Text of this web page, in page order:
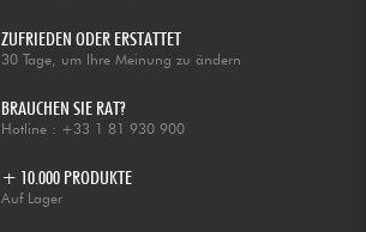
ZUFRIEDEN ODER ERSTATTET
30 Tage, um Ihre Meinung zu ändern
BRAUCHEN SIE RAT?
Hotline : +33 1 81 930 900
+ 10.000 PRODUKTE
Auf Lager